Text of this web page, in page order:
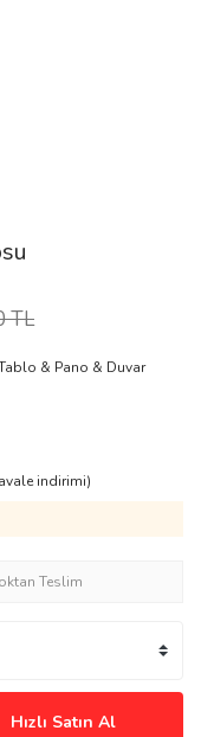
TL
& Pano & Duvar
indirimi)
Teslim
Hızlı Satın Al